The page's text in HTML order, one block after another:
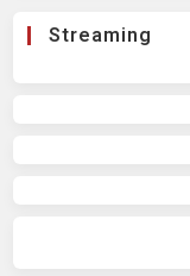
Streaming